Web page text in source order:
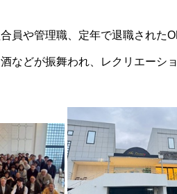
員や管理職、定年で退職された
などが振舞われ、レクリエーシ